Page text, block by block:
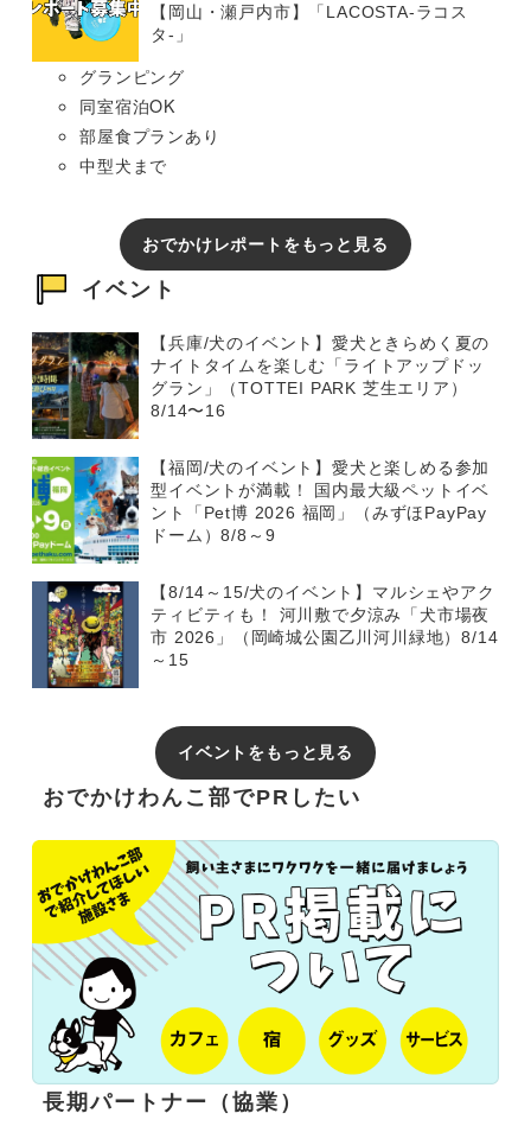
【岡山・瀬戸内市】「LACOSTA-ラコス
タ-」
グランピング
同室宿泊OK
部屋食プランあり
中型犬まで
おでかけレポートをもっと見る
イベント
【兵庫/犬のイベント】愛犬ときらめく夏の
ナイトタイムを楽しむ「ライトアップドッ
グラン」（TOTTEI PARK 芝生エリア）
8/14〜16
【福岡/犬のイベント】愛犬と楽しめる参加
型イベントが満載！ 国内最大級ペットイベ
ント「Pet博 2026 福岡」（みずほPayPay
ドーム）8/8～9
【8/14～15/犬のイベント】マルシェやアク
ティビティも！ 河川敷で夕涼み「犬市場夜
市 2026」（岡崎城公園乙川河川緑地）8/14
～15
イベントをもっと見る
おでかけわんこ部でPRしたい
長期パートナー（協業）